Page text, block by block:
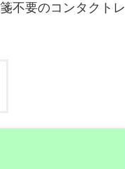
不要のコンタクトレ